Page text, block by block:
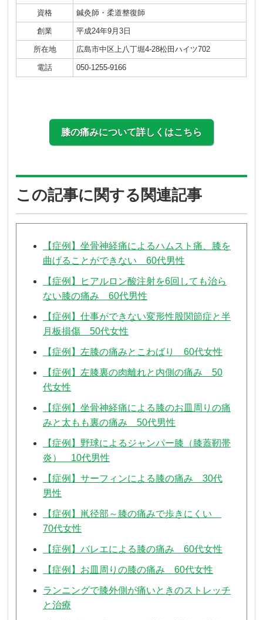
資格 鍼灸師・柔道整復師
創業 平成24年9月3日
所在地 広島市中区上八丁堀4-28松田ハイツ702
電話 050-1255-9166
膝の痛みについて詳しくはこちら
この記事に関する関連記事
【症例】坐骨神経痛によるハムスト痛、膝を
曲げることができない 60代男性
【症例】ヒアルロン酸注射を6回しても治ら
ない膝の痛み 60代男性
【症例】仕事ができない変形性股関節症と半
月板損傷 50代女性
【症例】左膝の痛みとこわばり 60代女性
【症例】左膝裏の肉離れと内側の痛み 50
代女性
【症例】坐骨神経痛による膝のお皿周りの痛
みと太もも裏の痛み 50代男性
【症例】野球によるジャンパー膝（膝蓋靭帯
炎） 10代男性
【症例】サーフィンによる膝の痛み 30代
男性
【症例】鼡径部～膝の痛みで歩きにくい
70代女性
【症例】バレエによる膝の痛み 60代女性
【症例】お皿周りの膝の痛み 60代女性
ランニングで膝外側が痛いときのストレッチ
と治療